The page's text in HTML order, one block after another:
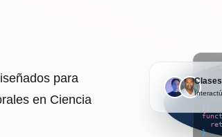
para
en Ciencia
//
}